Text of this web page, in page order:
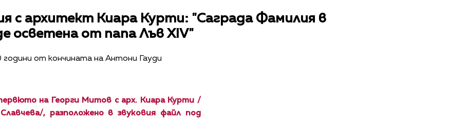
с архитект Киара Курти: "Саграда Фамилия в
осветена от папа Лъв XIV"
от кончината на Антони Гауди
на Георги Митов с арх. Киара Курти /
, разположено в звуковия файл под